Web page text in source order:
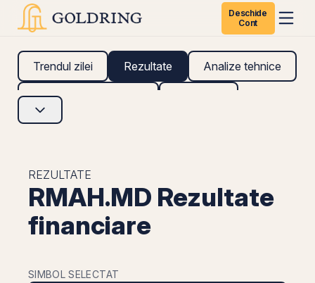
Deschide
Cont
Trendul zilei Rezultate Analize tehnice
Analize fundamentale
REZULTATE
RMAH.MD Rezultate
financiare
SIMBOL SELECTAT